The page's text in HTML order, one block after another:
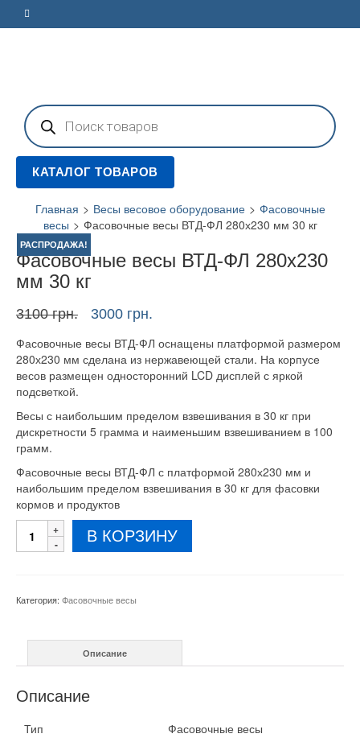
Поиск
товаров
КАТАЛОГ ТОВАРОВ
Главная > Весы весовое оборудование > Фасовочные
весы > Фасовочные весы ВТД-ФЛ 280х230 мм 30 кг
РАСПРОДАЖА!
Фасовочные весы ВТД-ФЛ 280х230
мм 30 кг
3100грн.
Первоначальная
составляла
3100 грн..
3000 грн.
3000 грн..
Фасовочные весы ВТД-ФЛ оснащены платформой размером
280х230 мм сделана из нержавеющей стали. На корпусе
весов размещен односторонний LCD дисплей с яркой
подсветкой.
Весы с наибольшим пределом взвешивания в 30 кг при
дискретности 5 грамма и наименьшим взвешиванием в 100
грамм.
Фасовочные весы ВТД-ФЛ с платформой 280х230 мм и
наибольшим пределом взвешивания в 30 кг для фасовки
кормов и продуктов
Количество
товара
ФЛ
мм
В КОРЗИНУ
Категория: Фасовочные весы
Описание
Описание
Тип
Фасовочные весы